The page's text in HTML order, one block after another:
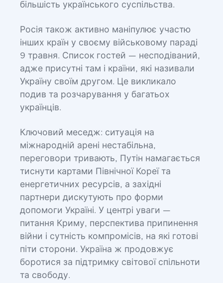
більшість українського суспільства.
Росія також активно маніпулює участю
інших країн у своєму військовому параді
9 травня. Список гостей — несподіваний,
адже присутні там і країни, які називали
Україну своїм другом. Це викликало
подив та розчарування у багатьох
українців.
Ключовий меседж: ситуація на
міжнародній арені нестабільна,
переговори тривають, Путін намагається
тиснути картами Північної Кореї та
енергетичних ресурсів, а західні
партнери дискутують про форми
допомоги Україні. У центрі уваги —
питання Криму, перспектива припинення
війни і сутність компромісів, на які готові
піти сторони. Україна ж продовжує
боротися за підтримку світової спільноти
та свободу.